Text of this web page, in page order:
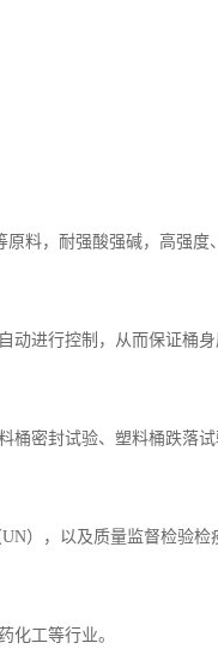
料，耐强酸强碱，高强度
进行控制，从而保证桶
密封试验、塑料桶跌落
），以及质量监督检验检
化工等行业。